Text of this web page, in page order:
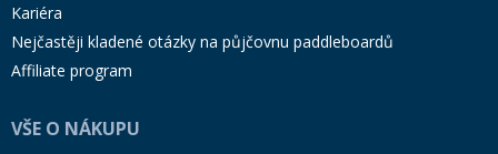
Kariéra
Nejčastěji kladené otázky na půjčovnu paddleboardů
Affiliate program
VŠE O NÁKUPU